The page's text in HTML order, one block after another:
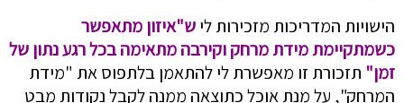
הישויות המדריכות מזכירות ליש"איזון מתאפשר
כשמתקיימת מידת מרחק וקירבה מתאימה בכל רגע נתון של
זמן" תזכורת זו מאפשרת לי להתאמן בלתפוס את "מידת
המרחק", על מנת אוכל כתוצאה ממנה לקבל נקודות מבט